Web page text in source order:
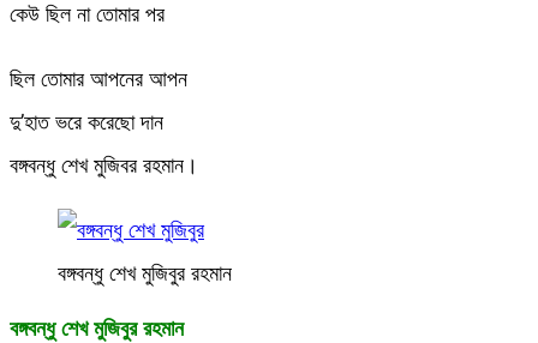
কেউ ছিল না তোমার পর
ছিল তোমার আপনের আপন
দু’হাত ভরে করেছো দান
বঙ্গবন্ধু শেখ মুজিবর রহমান।
বঙ্গবন্ধু শেখ মুজিবুর রহমান
বঙ্গবন্ধু শেখ মুজিবুর রহমান